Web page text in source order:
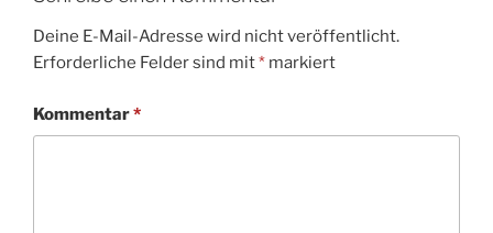
Deine E-Mail-Adresse wird nicht veröffentlicht.
Erforderliche Felder sind mit* markiert
Kommentar*